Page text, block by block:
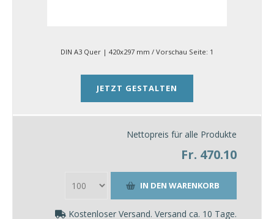
DIN A3 Quer | 420x297 mm / Vorschau Seite: 1
JETZT GESTALTEN
Nettopreis für alle Produkte
Fr. 470.10
Kostenloser Versand. Versand ca. 10 Tage.